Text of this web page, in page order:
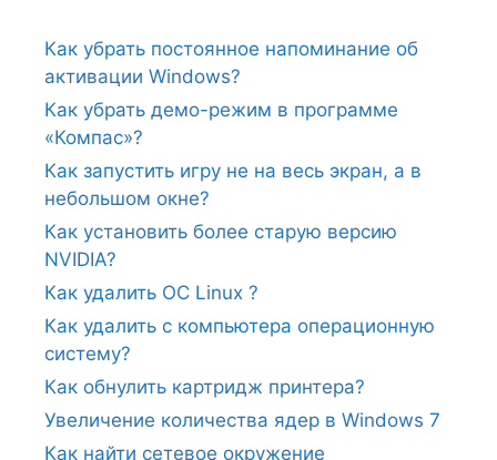
Как убрать постоянное напоминание об
активации Windows?
Как убрать демо-режим в программе
«Компас»?
Как запустить игру не на весь экран, а в
небольшом окне?
Как установить более старую версию
NVIDIA?
Как удалить ОС Linux ?
Как удалить с компьютера операционную
систему?
Как обнулить картридж принтера?
Увеличение количества ядер в Windows 7
Как найти сетевое окружение